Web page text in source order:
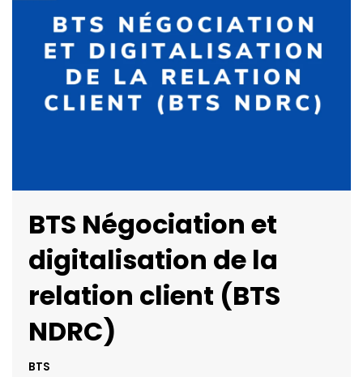
BTS Négociation et
digitalisation de la
relation client (BTS
NDRC)
BTS